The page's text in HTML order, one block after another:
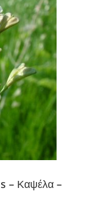
– Καψέλα –